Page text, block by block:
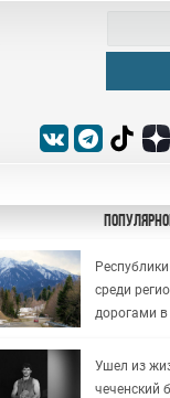
среди
дорогами
Ушел из
чеченский